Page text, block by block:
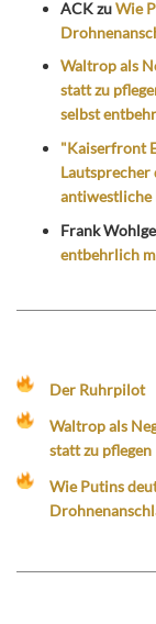
ACKzuWie
Waltrop als
statt zu
selbst
"Kaiserfront
Lautsprecher
antiwestliche
Frank
entbehrlich
Der Ruhrpilot
Waltrop als
statt zu pflegen
Wie Putins